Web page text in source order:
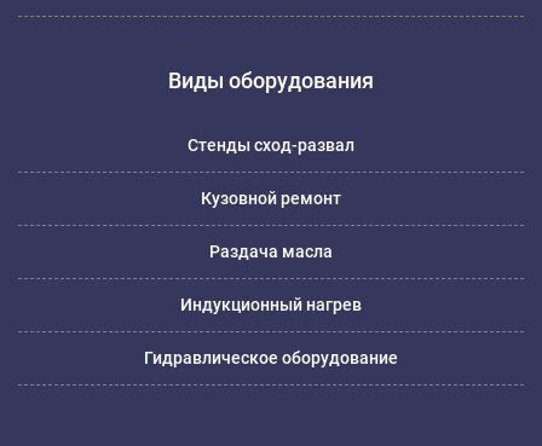
Виды оборудования
Стенды сход-развал
Кузовной ремонт
Раздача масла
Индукционный нагрев
Гидравлическое оборудование